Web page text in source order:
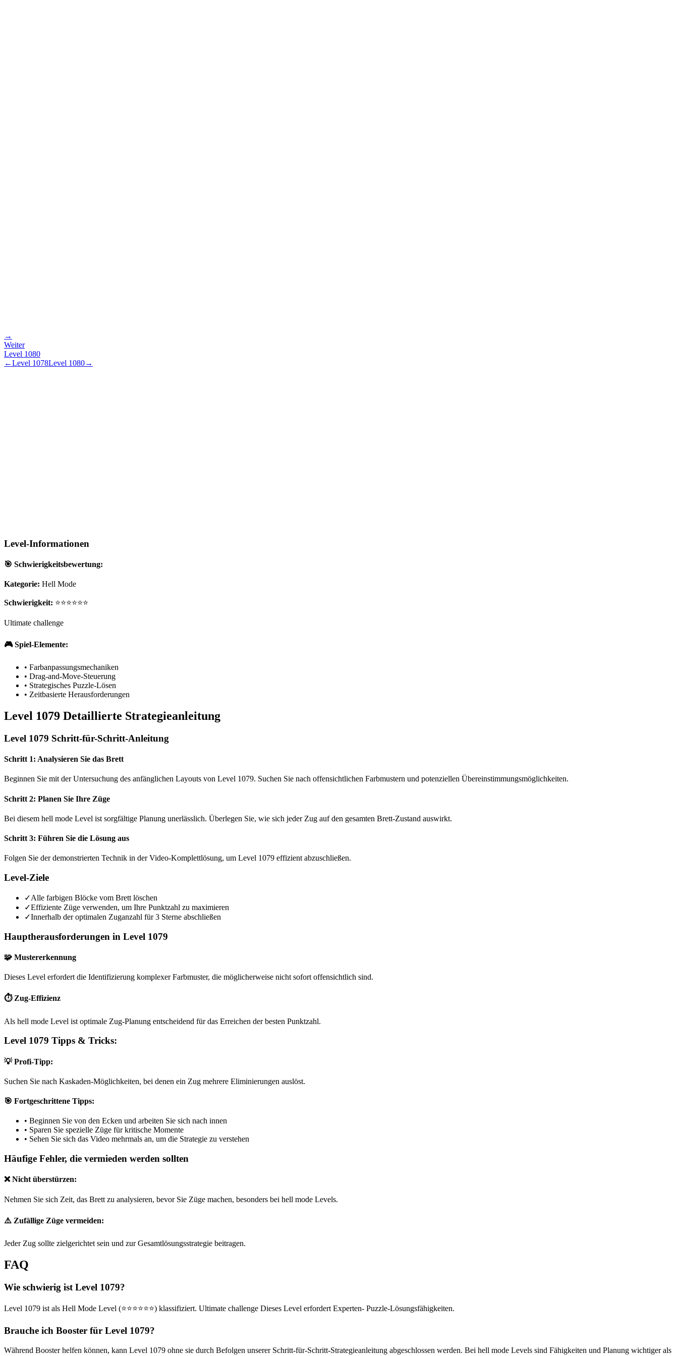
→
Weiter
Level 1080
←Level 1078Level 1080→
Level-Informationen
🎯 Schwierigkeitsbewertung:
Kategorie: Hell Mode
Schwierigkeit: ⭐⭐⭐⭐⭐⭐
Ultimate challenge
🎮 Spiel-Elemente:
• Farbanpassungsmechaniken
• Drag-and-Move-Steuerung
• Strategisches Puzzle-Lösen
• Zeitbasierte Herausforderungen
Level 1079 Detaillierte Strategieanleitung
Level 1079 Schritt-für-Schritt-Anleitung
Schritt 1: Analysieren Sie das Brett
Beginnen Sie mit der Untersuchung des anfänglichen Layouts von Level 1079. Suchen Sie nach offensichtlichen Farbmustern und potenziellen Übereinstimmungsmöglichkeiten.
Schritt 2: Planen Sie Ihre Züge
Bei diesem hell mode Level ist sorgfältige Planung unerlässlich. Überlegen Sie, wie sich jeder Zug auf den gesamten Brett-Zustand auswirkt.
Schritt 3: Führen Sie die Lösung aus
Folgen Sie der demonstrierten Technik in der Video-Komplettlösung, um Level 1079 effizient abzuschließen.
Level-Ziele
✓Alle farbigen Blöcke vom Brett löschen
✓Effiziente Züge verwenden, um Ihre Punktzahl zu maximieren
✓Innerhalb der optimalen Zuganzahl für 3 Sterne abschließen
Hauptherausforderungen in Level 1079
🧩 Mustererkennung
Dieses Level erfordert die Identifizierung komplexer Farbmuster, die möglicherweise nicht sofort offensichtlich sind.
⏱️ Zug-Effizienz
Als hell mode Level ist optimale Zug-Planung entscheidend für das Erreichen der besten Punktzahl.
Level 1079 Tipps & Tricks:
💡 Profi-Tipp:
Suchen Sie nach Kaskaden-Möglichkeiten, bei denen ein Zug mehrere Eliminierungen auslöst.
🎯 Fortgeschrittene Tipps:
• Beginnen Sie von den Ecken und arbeiten Sie sich nach innen
• Sparen Sie spezielle Züge für kritische Momente
• Sehen Sie sich das Video mehrmals an, um die Strategie zu verstehen
Häufige Fehler, die vermieden werden sollten
❌ Nicht überstürzen:
Nehmen Sie sich Zeit, das Brett zu analysieren, bevor Sie Züge machen, besonders bei hell mode Levels.
⚠️ Zufällige Züge vermeiden:
Jeder Zug sollte zielgerichtet sein und zur Gesamtlösungsstrategie beitragen.
FAQ
Wie schwierig ist Level 1079?
Level 1079 ist als Hell Mode Level (⭐⭐⭐⭐⭐⭐) klassifiziert. Ultimate challenge Dieses Level erfordert Experten- Puzzle-Lösungsfähigkeiten.
Brauche ich Booster für Level 1079?
Während Booster helfen können, kann Level 1079 ohne sie durch Befolgen unserer Schritt-für-Schritt-Strategieanleitung abgeschlossen werden. Bei hell mode Levels sind Fähigkeiten und Planung wichtiger als